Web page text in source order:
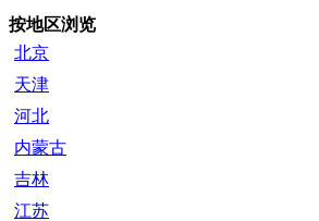
按地区浏览
北京
天津
河北
内蒙古
吉林
江苏